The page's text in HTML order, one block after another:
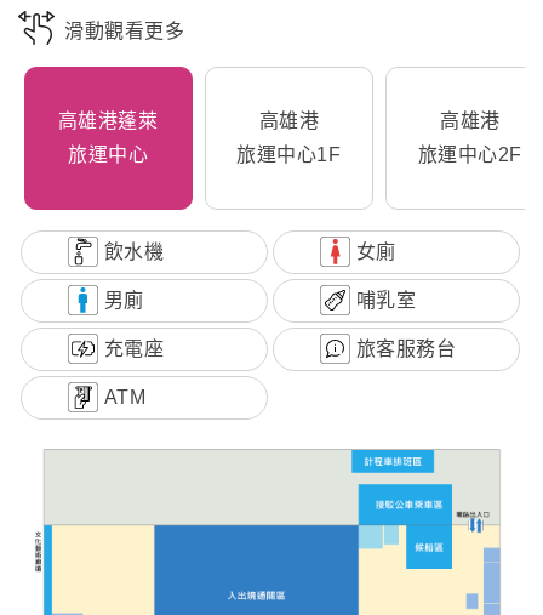
滑動觀看更多
高雄港蓬萊
旅運中心
高雄港
旅運中心1F
高雄港
旅運中心2F
飲水機 女廁
男廁 哺乳室
充電座 旅客服務台
ATM